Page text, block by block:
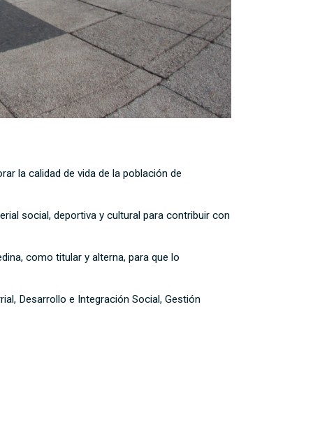
la calidad de vida de la población de
social, deportiva y cultural para contribuir con
como titular y alterna, para que lo
Desarrollo e Integración Social, Gestión